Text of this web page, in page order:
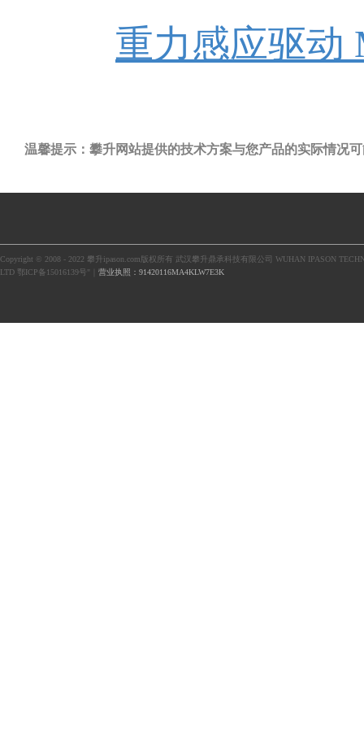
重力感应驱动
温馨提示：攀升网站提供的技术方案与您产品的实际情况
Copyright © 2008 - 2022 攀升ipason.com版权所有 武汉攀升鼎承科技有限公司 WUHAN IPASON
LTD 鄂ICP备15016139号"｜ 营业执照：91420116MA4KLW7E3K